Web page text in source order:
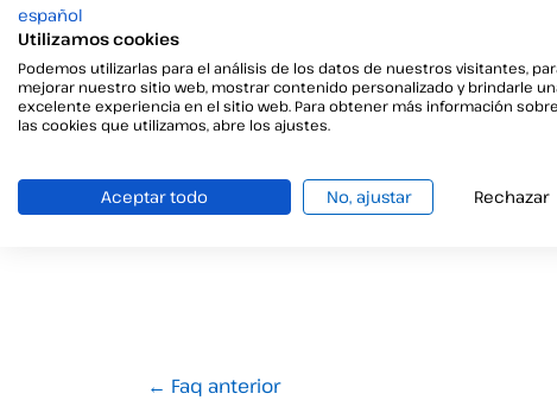
El último firmante verá directamente
Si tienes alguna duda sobre el uso
← Faq anterior
español
Utilizamos cookies
Podemos utilizarlas para el análisis de los datos de nuestros visitantes,
mejorar nuestro sitio web, mostrar contenido personalizado y brindarle
excelente experiencia en el sitio web. Para obtener más información sobre
las cookies que utilizamos, abre los ajustes.
Aceptar todo No, ajustar Rechazar